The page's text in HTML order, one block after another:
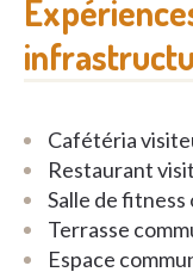
Cafétéria
Restaurant
Salle de fitness
Terrasse
Espace